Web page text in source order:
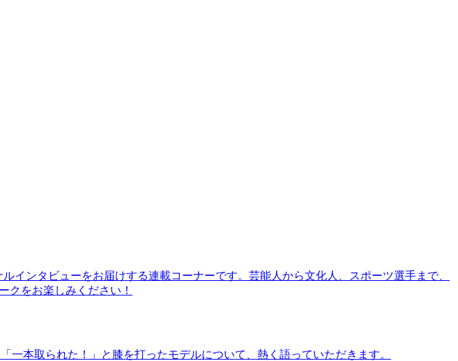
ンタビューをお届けする連載コーナーです。芸能人から文化人、スポーツ選手まで、
クをお楽しみください！
本取られた！」と膝を打ったモデルについて、熱く語っていただきます。